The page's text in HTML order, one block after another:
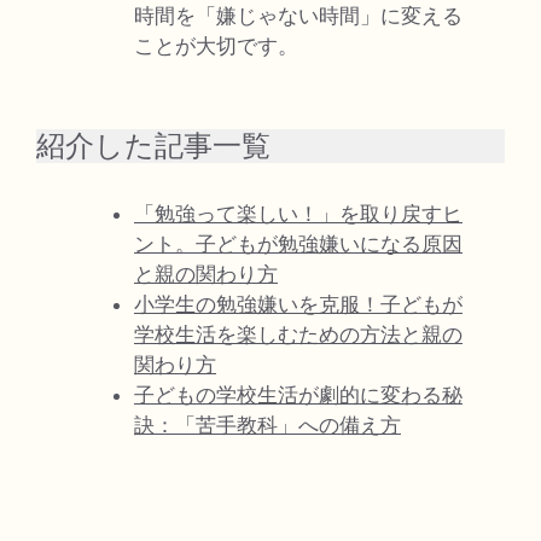
時間を「嫌じゃない時間」に変える
ことが大切です。
紹介した記事一覧
「勉強って楽しい！」を取り戻すヒ
ント。子どもが勉強嫌いになる原因
と親の関わり方
小学生の勉強嫌いを克服！子どもが
学校生活を楽しむための方法と親の
関わり方
子どもの学校生活が劇的に変わる秘
訣：「苦手教科」への備え方